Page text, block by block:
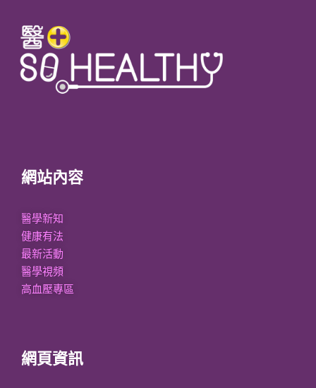
網站內容
醫學新知
健康有法
最新活動
醫學視頻
高血壓專區
網頁資訊